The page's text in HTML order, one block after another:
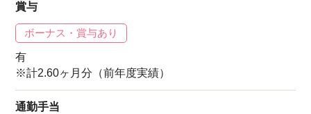
賞与
ボーナス・賞与あり
有
※計2.60ヶ月分（前年度実績）
通勤手当